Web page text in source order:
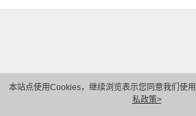
本站点使用Cookies，继续浏览表示您同意我们使
私政策>